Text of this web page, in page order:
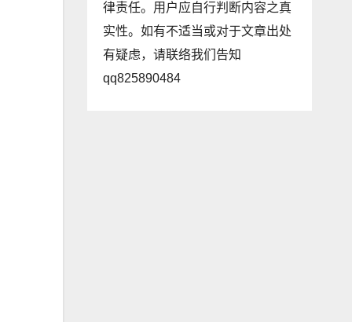
律责任。用户应自行判断内容之真
实性。如有不适当或对于文章出处
有疑虑，请联络我们告知
qq825890484